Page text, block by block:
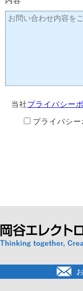
当社プライバシー
プライバシ